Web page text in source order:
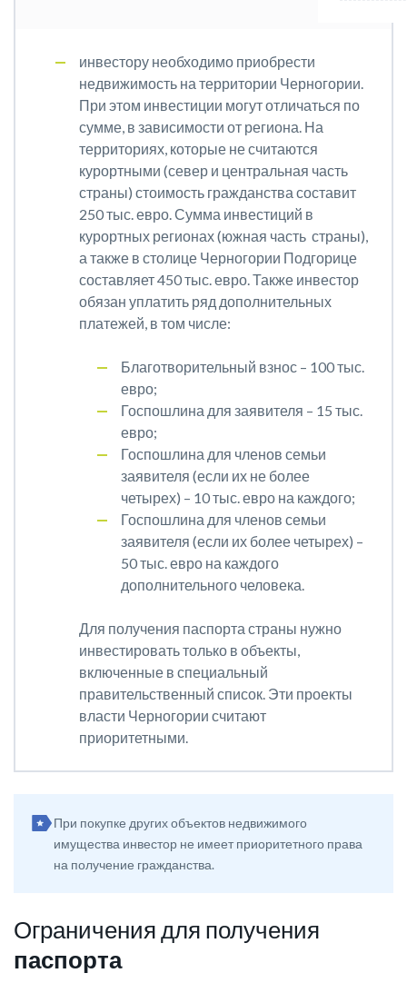
инвестору необходимо приобрести
недвижимость на территории Черногории.
При этом инвестиции могут отличаться по
сумме, в зависимости от региона. На
территориях, которые не считаются
курортными (север и центральная часть
страны) стоимость гражданства составит
250 тыс. евро. Сумма инвестиций в
курортных регионах (южная часть страны),
а также в столице Черногории Подгорице
составляет 450 тыс. евро. Также инвестор
обязан уплатить ряд дополнительных
платежей, в том числе:
Благотворительный взнос – 100 тыс.
евро;
Госпошлина для заявителя – 15 тыс.
евро;
Госпошлина для членов семьи
заявителя (если их не более
четырех) – 10 тыс. евро на каждого;
Госпошлина для членов семьи
заявителя (если их более четырех) –
50 тыс. евро на каждого
дополнительного человека.
Для получения паспорта страны нужно
инвестировать только в объекты,
включенные в специальный
правительственный список. Эти проекты
власти Черногории считают
приоритетными.
При покупке других объектов недвижимого
имущества инвестор не имеет приоритетного права
на получение гражданства.
Ограничения для получения
паспорта